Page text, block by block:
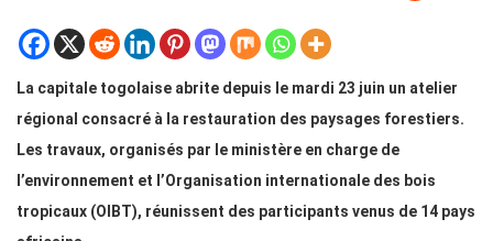
La capitale togolaise abrite depuis le mardi 23 juin un atelier
régional consacré à la restauration des paysages forestiers.
Les travaux, organisés par le ministère en charge de
l’environnement et l’Organisation internationale des bois
tropicaux (OIBT), réunissent des participants venus de 14 pays